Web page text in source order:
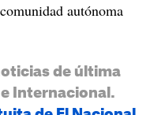
autónoma
de última
e Internacional.